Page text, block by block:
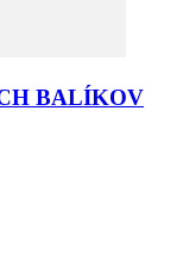
BALÍKOV